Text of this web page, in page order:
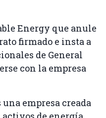
Energy que anule
firmado e insta a
de General
con la empresa
una empresa creada